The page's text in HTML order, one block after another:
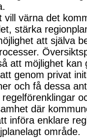
vill värna det
stärka
att själva
Översikts
att möjlighet kan
genom privat
och få dessa
där
införa enklare
område.